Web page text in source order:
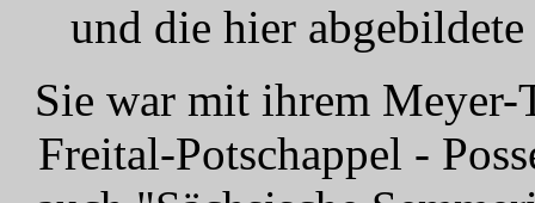
und die hier abgebildete
Sie war mit ihrem
Freital-Potschappel -